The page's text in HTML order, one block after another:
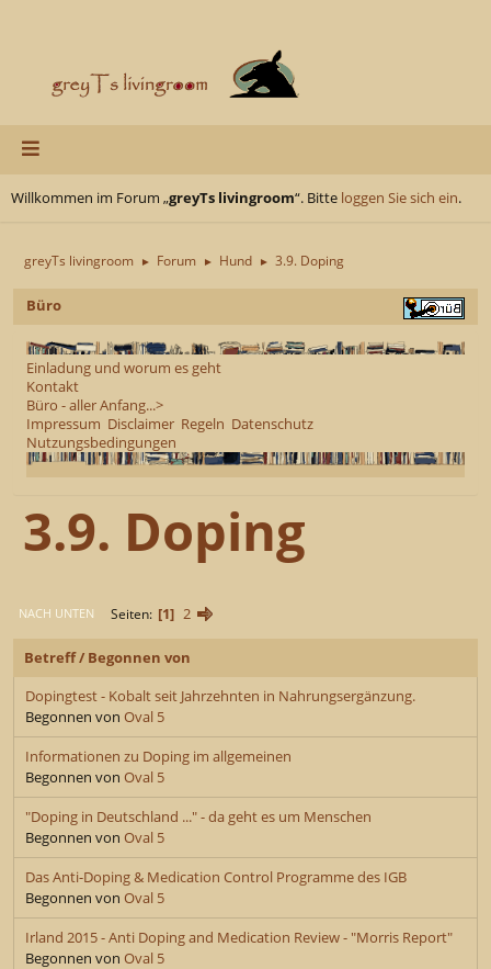
Willkommen im Forum „greyTs livingroom“. Bitte loggen Sie sich ein.
greyTs livingroom ► Forum ► Hund ► 3.9. Doping
Büro
Einladung und worum es geht
Kontakt
Büro - aller Anfang...>
Impressum Disclaimer Regeln Datenschutz
Nutzungsbedingungen
3.9. Doping
NACH UNTEN Seiten 1 2
Betreff/ Begonnen von
Dopingtest - Kobalt seit Jahrzehnten in Nahrungsergänzung.
Begonnen von Oval 5
Informationen zu Doping im allgemeinen
Begonnen von Oval 5
"Doping in Deutschland ..." - da geht es um Menschen
Begonnen von Oval 5
Das Anti-Doping & Medication Control Programme des IGB
Begonnen von Oval 5
Irland 2015 - Anti Doping and Medication Review - "Morris Report"
Begonnen von Oval 5